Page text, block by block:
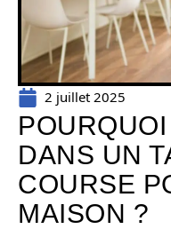
2 juillet 2025
DANS UN
COURSE
MAISON ?